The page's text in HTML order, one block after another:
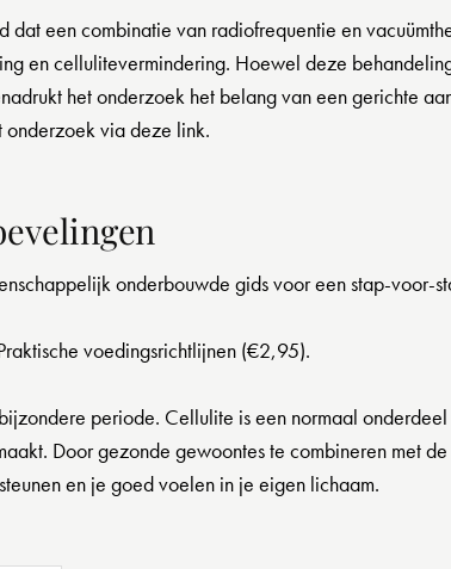
dat een combinatie van radiofrequentie en
en cellulitevermindering. Hoewel deze
het onderzoek het belang van een gerichte
onderzoek via deze link.
onderbouwde gids voor een stap-voor-
voedingsrichtlijnen (€2,95).
periode. Cellulite is een normaal
Door gezonde gewoontes te combineren met de
en je goed voelen in je eigen lichaam.